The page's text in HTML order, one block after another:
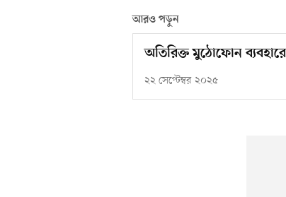
আরও পড়ুন
অতিরিক্ত মুঠোফোন
২২ সেপ্টেম্বর ২০২৫